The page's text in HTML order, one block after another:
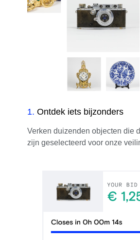
1. Ontdek iets bijzonders
Verken duizenden objecten die
zijn geselecteerd voor onze